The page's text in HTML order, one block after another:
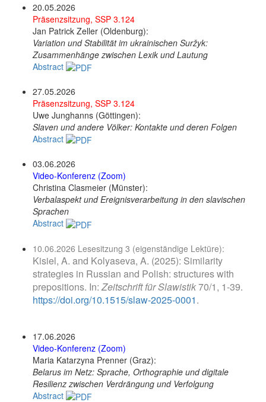
20.05.2026
Präsenzsitzung, SSP 3.124
Jan Patrick Zeller (Oldenburg):
Variation und Stabilität im ukrainischen Suržyk:
Zusammenhänge zwischen Lexik und Lautung
Abstract
27.05.2026
Präsenzsitzung, SSP 3.124
Uwe Junghanns (Göttingen):
Slaven und andere Völker: Kontakte und deren Folgen
Abstract
03.06.2026
Video-Konferenz (Zoom)
Christina Clasmeier (Münster):
Verbalaspekt und Ereignisverarbeitung in den slavischen
Sprachen
Abstract
10.06.2026 Lesesitzung 3 (eigenständige Lektüre):
Kisiel, A. and Kolyaseva, A. (2025): Similarity
strategies in Russian and Polish: structures with
prepositions. In:Zeitschrift für Slawistik70/1, 1-39.
https://doi.org/10.1515/slaw-2025-0001.
17.06.2026
Video-Konferenz (Zoom)
Maria Katarzyna Prenner (Graz):
Belarus im Netz: Sprache, Orthographie und digitale
Resilienz zwischen Verdrängung und Verfolgung
Abstract